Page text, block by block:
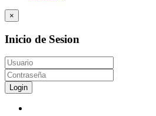
×
Inicio de Sesion
Login